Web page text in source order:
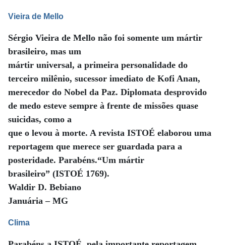
Vieira de Mello
Sérgio Vieira de Mello não foi somente um mártir
brasileiro, mas um
mártir universal, a primeira personalidade do
terceiro milênio, sucessor imediato de Kofi Anan,
merecedor do Nobel da Paz. Diplomata desprovido
de medo esteve sempre à frente de missões quase
suicidas, como a
que o levou à morte. A revista ISTOÉ elaborou uma
reportagem que merece ser guardada para a
posteridade. Parabéns.“Um mártir
brasileiro” (ISTOÉ 1769).
Waldir D. Bebiano
Januária – MG
Clima